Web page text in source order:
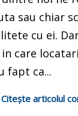
sau chiar
cu ei.
care
fapt ca...
Citește articolul